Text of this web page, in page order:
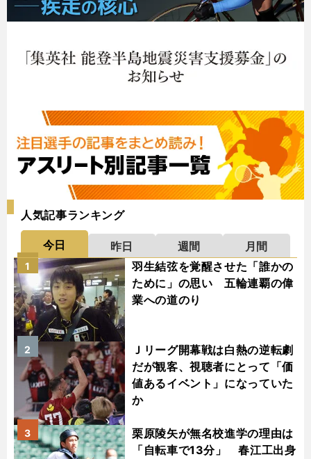
人気記事ランキング
今日 昨日 週間
月間
羽生結弦を覚醒させた「誰かの
ために」の思い 五輪連覇の偉
業への道のり
1
Ｊリーグ開幕戦は白熱の逆転劇
だが観客、視聴者にとって「価
値あるイベント」になっていた
か
2
栗原陵矢が無名校進学の理由は
「自転車で13分」 春江工出身
3